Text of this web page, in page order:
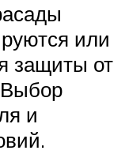
или
защиты от
и